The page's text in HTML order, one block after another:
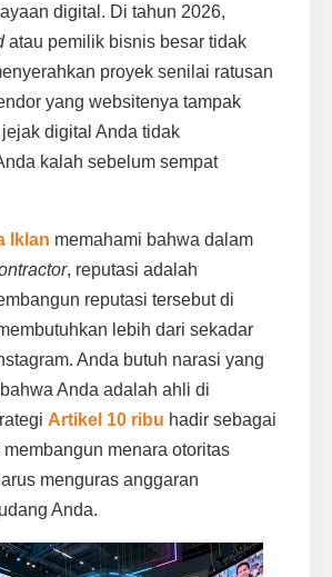
digital. Di tahun 2026,
atau pemilik bisnis besar tidak
proyek senilai ratusan
yang websitenya tampak
digital Anda tidak
kalah sebelum sempat
Iklan memahami bahwa dalam
, reputasi adalah
reputasi tersebut di
lebih dari sekadar
Anda butuh narasi yang
Anda adalah ahli di
Artikel 10 ribu hadir sebagai
menara otoritas
menguras anggaran
Anda.